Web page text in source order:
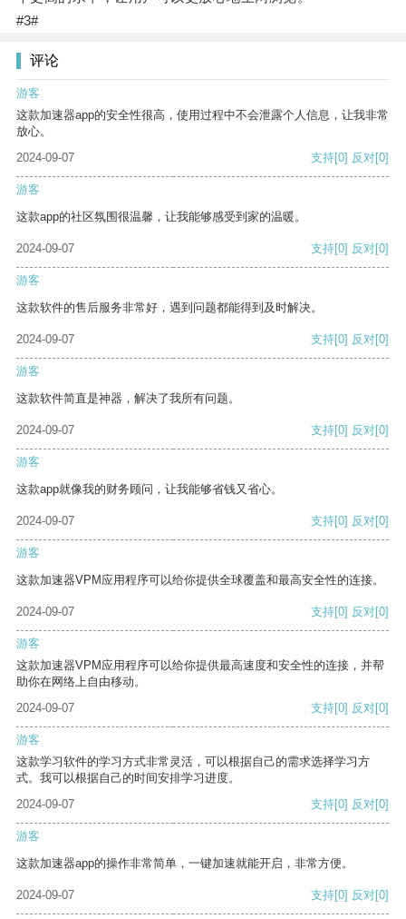
#3#
评论
游客
这款加速器app的安全性很高，使用过程中不会泄露个人信息，让我非常
放心。
2024-09-07
支持[0] 反对[0]
游客
这款app的社区氛围很温馨，让我能够感受到家的温暖。
2024-09-07 支持[0] 反对[0]
游客
这款软件的售后服务非常好，遇到问题都能得到及时解决。
2024-09-07 支持[0] 反对[0]
游客
这款软件简直是神器，解决了我所有问题。
2024-09-07 支持[0] 反对[0]
游客
这款app就像我的财务顾问，让我能够省钱又省心。
2024-09-07 支持[0] 反对[0]
游客
这款加速器VPM应用程序可以给你提供全球覆盖和最高安全性的连接。
2024-09-07 支持[0] 反对[0]
游客
这款加速器VPM应用程序可以给你提供最高速度和安全性的连接，并帮
助你在网络上自由移动。
2024-09-07
支持[0] 反对[0]
游客
这款学习软件的学习方式非常灵活，可以根据自己的需求选择学习方
式。我可以根据自己的时间安排学习进度。
2024-09-07
支持[0] 反对[0]
游客
这款加速器app的操作非常简单，一键加速就能开启，非常方便。
2024-09-07 支持[0] 反对[0]